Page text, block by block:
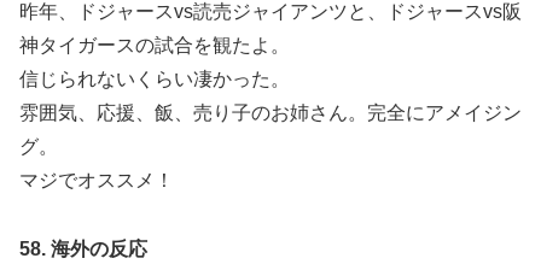
昨年、ドジャースvs読売ジャイアンツと、ドジャースvs阪
神タイガースの試合を観たよ。
信じられないくらい凄かった。
雰囲気、応援、飯、売り子のお姉さん。完全にアメイジン
グ。
マジでオススメ！
58. 海外の反応